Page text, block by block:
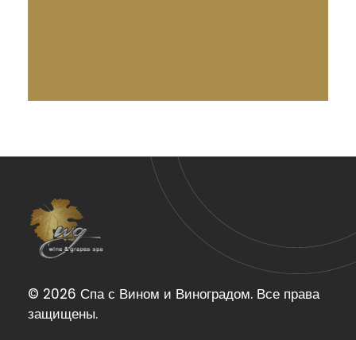
© 2026 Спа с Вином и Виноградом. Все права
защищены.